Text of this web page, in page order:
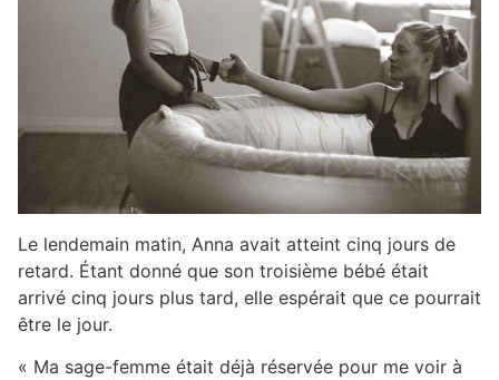
Le lendemain matin, Anna avait atteint cinq jours de
retard. Étant donné que son troisième bébé était
arrivé cinq jours plus tard, elle espérait que ce pourrait
être le jour.
« Ma sage-femme était déjà réservée pour me voir à